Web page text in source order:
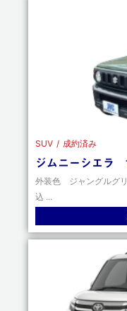
SUV 成約済み
ジムニーシエ
外装色 ジャングルグ
込 ...